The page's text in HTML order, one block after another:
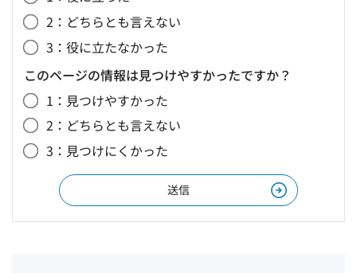
2：どちらとも言えない
3：役に立たなかった
このページの情報は見つけやすかったですか？
1：見つけやすかった
2：どちらとも言えない
3：見つけにくかった